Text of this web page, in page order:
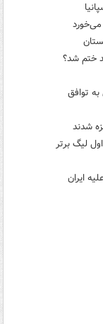
ختم شد؟
به توافق
شدند
لیگ برتر
ایران